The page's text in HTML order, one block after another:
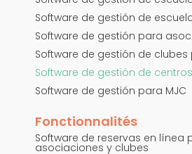
Software de gestión de
Software de gestión para
Software de gestión de
Software de gestión de
Software de gestión para MJC
Fonctionnalités
Software de reservas en línea
asociaciones y clubes